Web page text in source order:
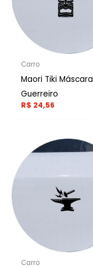
Carro
Maori Tiki Máscara
Guerreiro
R$ 24,56
Carro